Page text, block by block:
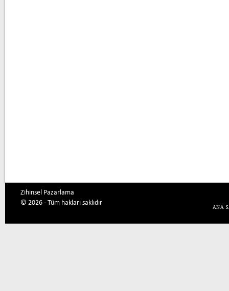
Zihinsel Pazarlama
© 2026 - Tüm hakları saklıdır
ANA